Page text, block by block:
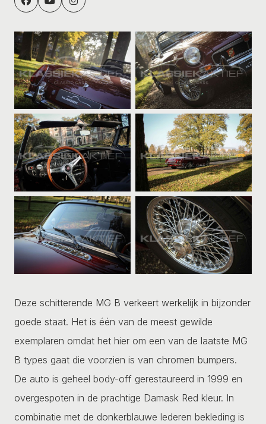
Deze schitterende MG B verkeert werkelijk in bijzonder
goede staat. Het is één van de meest gewilde
exemplaren omdat het hier om een van de laatste MG
B types gaat die voorzien is van chromen bumpers.
De auto is geheel body-off gerestaureerd in 1999 en
overgespoten in de prachtige Damask Red kleur. In
combinatie met de donkerblauwe lederen bekleding is